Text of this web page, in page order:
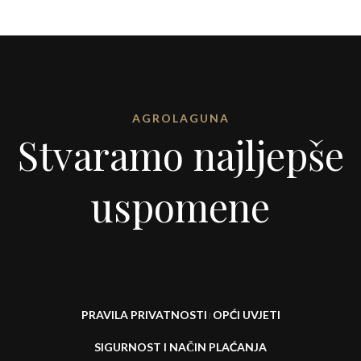
AGROLAGUNA
Stvaramo najljepše
uspomene
PRAVILA PRIVATNOSTI I OPĆI UVJETI
SIGURNOST I NAČIN PLAĆANJA